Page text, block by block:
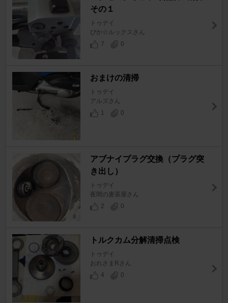
その１
トゥデイ
ぴか☆ルックスさん
7
0
おまけの清掃
トゥデイ
アルズさん
1
0
アブナイプラグ交換（プラグ突
き出し）
トゥデイ
夜間の麦茶屋さん
2
0
トルクカム分解清掃点検
トゥデイ
おれさまRさん
4
0